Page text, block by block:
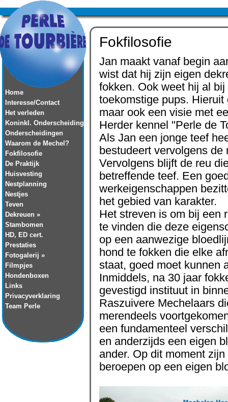
Home
Interesse/Contact
Het verleden
Koninkl. Onderscheiding
Onderscheidingen
Waarom de Mechel?
Fokfilosofie
De Praktijk
Huisvesting
Nestplanning
Nestjes
Teven
Dekreuen »
Stambomen
HD, ED cert.
Prestaties
Fotogalerij »
Filmpjes
Hondenboxen
Links
Privacyverklaring
Team Perle
Fokfilosofie
Jan maakt vanaf begin
wist dat hij zijn eigen
fokken. Ook weet hij al
toekomstige pups.
maar ook een visie met
Herder kennel "Perle de
Als Jan een jonge teef
bestudeert vervolgens
Vervolgens blijft de reu
betreffende teef. Een
werkeigenschappen
het gebied van karakter.
Het streven is om bij een
te vinden die deze
op een aanwezige
hond te fokken die elke
staat, goed moet kunnen
Inmiddels, na 30 jaar
gevestigd instituut in
Raszuivere Mechelaars
merendeels
een fundamenteel
en anderzijds een eigen
ander. Op dit moment
beroepen op een eigen